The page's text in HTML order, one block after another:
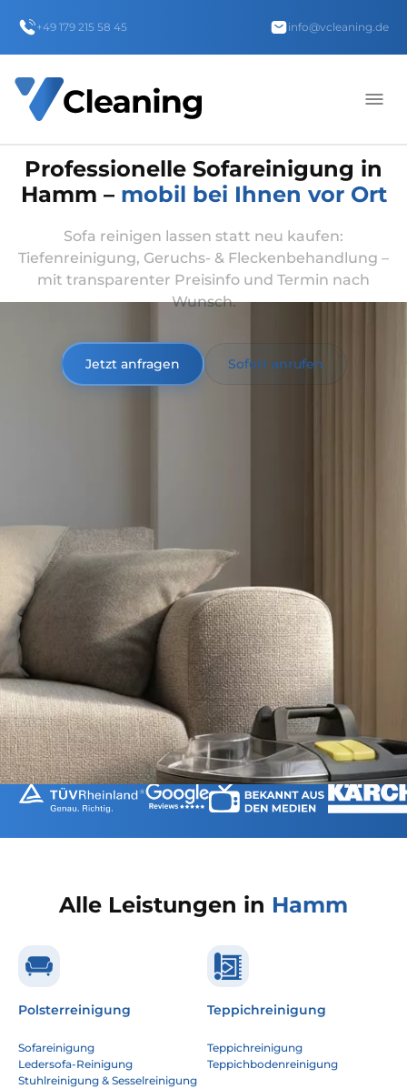
+49 179 215 58 45 info@vcleaning.de
Professionelle Sofareinigung in
Hamm – mobil bei Ihnen vor Ort
Sofa reinigen lassen statt neu kaufen:
Tiefenreinigung, Geruchs- & Fleckenbehandlung –
mit transparenter Preisinfo und Termin nach
Wunsch.
Jetzt anfragen Sofort anrufen
Alle Leistungen in Hamm
Polsterreinigung
Sofareinigung
Ledersofa-Reinigung
Stuhlreinigung & Sesselreinigung
Teppichreinigung
Teppichreinigung
Teppichbodenreinigung